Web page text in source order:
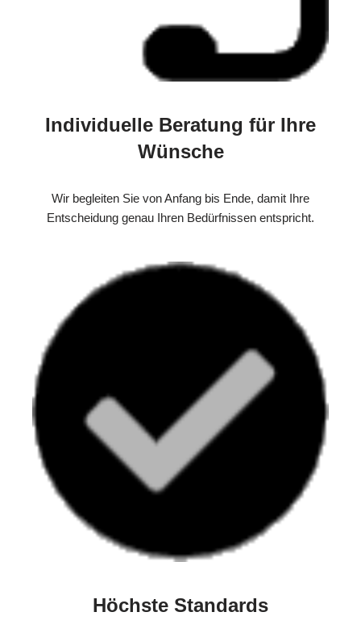
Individuelle Beratung für Ihre
Wünsche
Wir begleiten Sie von Anfang bis Ende, damit Ihre
Entscheidung genau Ihren Bedürfnissen entspricht.
Höchste Standards